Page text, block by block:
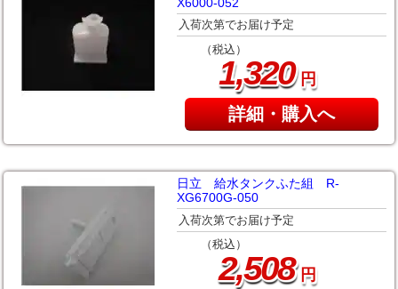
入荷次第でお届け予定
（税込）
1,320円
詳細・購入へ
日立 給水タンクふた組 R-
XG6700G-050
入荷次第でお届け予定
（税込）
2,508円